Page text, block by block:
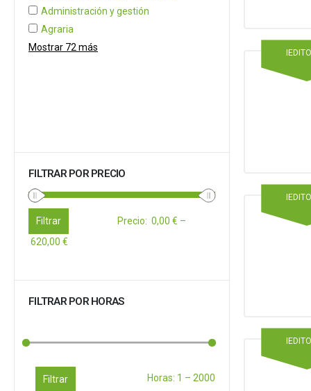
Administración y gestión
Agraria
Mostrar 72 más
FILTRAR POR PRECIO
Filtrar Precio: 0,00 € –
620,00 €
FILTRAR POR HORAS
Filtrar Horas: 1 – 2000